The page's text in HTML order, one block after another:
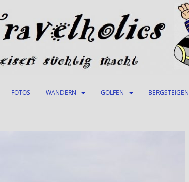
FOTOS WANDERN GOLFEN BERGSTEIGEN